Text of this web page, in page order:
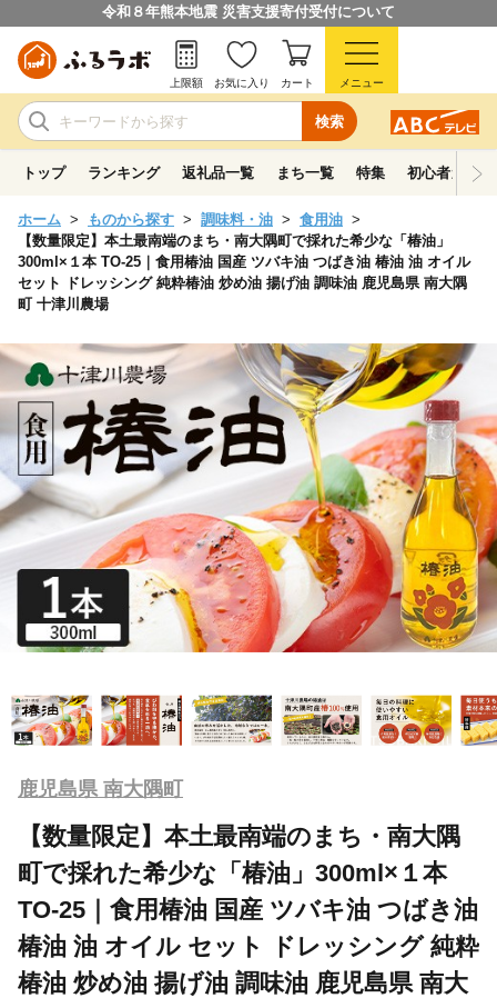
令和８年熊本地震 災害支援寄付受付について
検索
上限額 お気に入り カート メニュー
トップ ランキング 返礼品一覧 まち一覧 特集 初心者ガイド
ホーム ものから探す 調味料・油
食用油
【数量限定】本土最南端のまち・南大隅町で採れた希少な「椿油」
300ml×１本 TO-25｜食用椿油 国産 ツバキ油 つばき油 椿油 油 オイル
セット ドレッシング 純粋椿油 炒め油 揚げ油 調味油 鹿児島県 南大隅
町 十津川農場
鹿児島県 南大隅町
【数量限定】本土最南端のまち・南大隅
町で採れた希少な「椿油」300ml×１本
TO-25｜食用椿油 国産 ツバキ油 つばき油
椿油 油 オイル セット ドレッシング 純粋
椿油 炒め油 揚げ油 調味油 鹿児島県 南大